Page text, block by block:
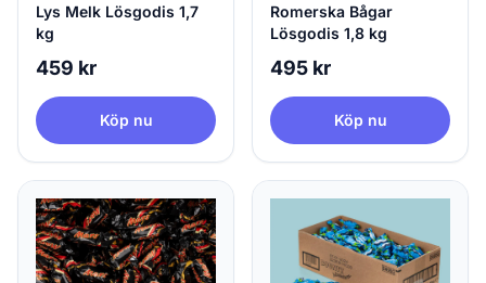
Lys Melk Lösgodis 1,7
kg
459 kr
Köp nu
Romerska Bågar
Lösgodis 1,8 kg
495 kr
Köp nu